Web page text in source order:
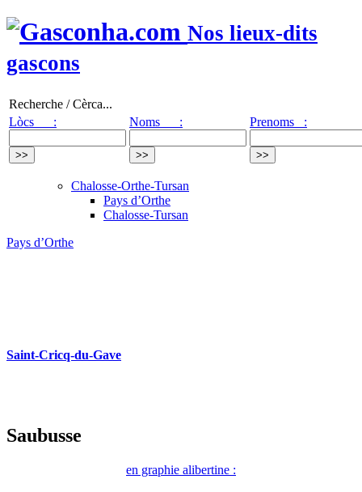
Nos lieux-dits
gascons
Recherche / Cèrca...
Lòcs :
Noms : Prenoms :
Chalosse-Orthe-Tursan
Pays d’Orthe
Chalosse-Tursan
Pays d’Orthe
Saint-Cricq-du-Gave
Saubusse
en graphie alibertine :